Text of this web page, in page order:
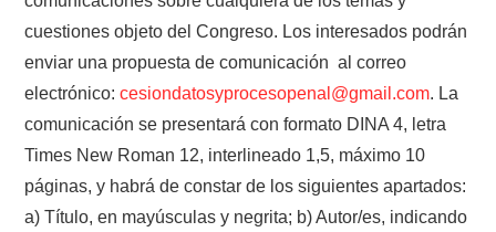
cuestiones objeto del Congreso. Los interesados podrán
enviar una propuesta de comunicación al correo
electrónico:cesiondatosyprocesopenal@gmail.com. La
comunicación se presentará con formato DINA 4, letra
Times New Roman 12, interlineado 1,5, máximo 10
páginas, y habrá de constar de los siguientes apartados:
a) Título, en mayúsculas y negrita; b) Autor/es, indicando